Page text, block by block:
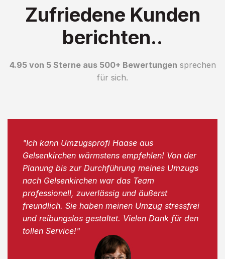
Zufriedene Kunden
berichten..
4.95 von 5 Sterne aus 500+ Bewertungen sprechen
für sich.
"Ich kann Umzugsprofi Haase aus
Gelsenkirchen wärmstens empfehlen! Von der
Planung bis zur Durchführung meines Umzugs
nach Gelsenkirchen war das Team
professionell, zuverlässig und äußerst
freundlich. Sie haben meinen Umzug stressfrei
und reibungslos gestaltet. Vielen Dank für den
tollen Service!"